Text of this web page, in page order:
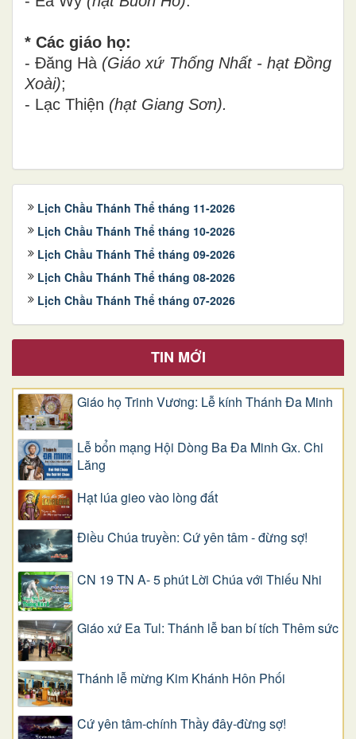
* Các giáo họ:
- Đăng Hà (Giáo xứ Thống Nhất - hạt Đồng
Xoài);
- Lạc Thiện (hạt Giang Sơn).
Lịch Chầu Thánh Thể tháng 11-2026
Lịch Chầu Thánh Thể tháng 10-2026
Lịch Chầu Thánh Thể tháng 09-2026
Lịch Chầu Thánh Thể tháng 08-2026
Lịch Chầu Thánh Thể tháng 07-2026
TIN MỚI
Giáo họ Trinh Vương: Lễ kính Thánh Đa Minh
Lễ bổn mạng Hội Dòng Ba Đa Minh Gx. Chi
Lăng
Hạt lúa gieo vào lòng đất
Điều Chúa truyền: Cứ yên tâm - đừng sợ!
CN 19 TN A- 5 phút Lời Chúa với Thiếu Nhi
Giáo xứ Ea Tul: Thánh lễ ban bí tích Thêm sức
Thánh lễ mừng Kim Khánh Hôn Phối
Cứ yên tâm-chính Thầy đây-đừng sợ!